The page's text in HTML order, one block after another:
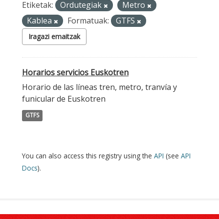
Etiketak: Ordutegiak
Metro
Kablea
Formatuak: GTFS
Iragazi emaitzak
Horarios servicios Euskotren
Horario de las líneas tren, metro, tranvía y
funicular de Euskotren
GTFS
You can also access this registry using the API (see API
Docs).